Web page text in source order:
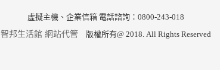
虛擬主機、企業信箱 電話諮詢：0800-243-018
智邦生活館 網站代管 版權所有@ 2018. All Rights Reserved